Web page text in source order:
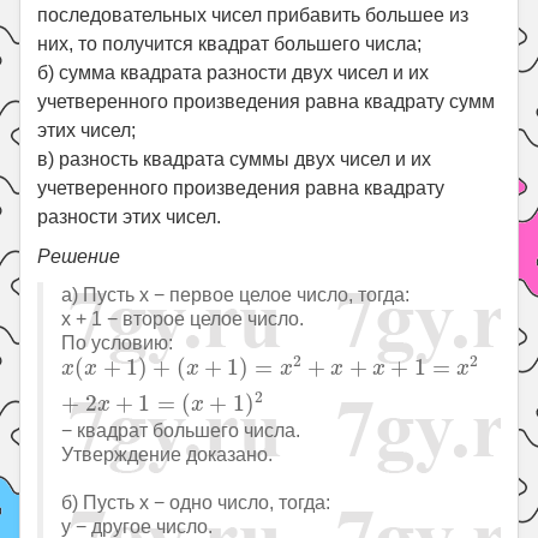
последовательных чисел прибавить большее из
них, то получится квадрат большего числа;
б) сумма квадрата разности двух чисел и их
учетверенного произведения равна квадрату сумм
этих чисел;
в) разность квадрата суммы двух чисел и их
учетверенного произведения равна квадрату
разности этих чисел.
Решение
а) Пусть x − первое целое число, тогда:
x + 1 − второе целое число.
По условию:
x(x +1) + (x + 1) = x2 + x + x + 1 = x2
+2x + 1 = (x + 1)2
x(x+1)+(x+ 1)= x2+x+x +1 + x+1=(x +1)2
− квадрат большего числа.
Утверждение доказано.
б) Пусть x − одно число, тогда:
y − другое число.